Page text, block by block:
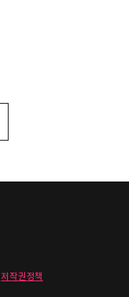
저작권정책